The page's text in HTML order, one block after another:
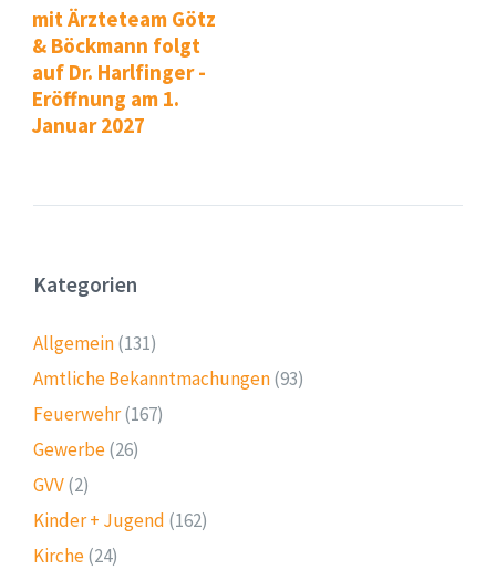
mit Ärzteteam Götz
& Böckmann folgt
auf Dr. Harlfinger -
Eröffnung am 1.
Januar 2027
Kategorien
Allgemein(131)
Amtliche Bekanntmachungen(93)
Feuerwehr(167)
Gewerbe(26)
GVV(2)
Kinder + Jugend (162)
Kirche(24)